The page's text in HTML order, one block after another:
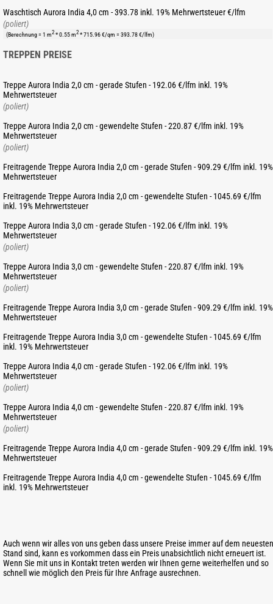
Waschtisch Aurora India 4,0 cm - 393.78 inkl. 19% Mehrwertsteuer €/lfm
(poliert)
(Berechnung = 1 m2 * 0.55 m2 * 715.96 €/qm = 393.78 €/lfm)
TREPPEN PREISE
Treppe Aurora India 2,0 cm - gerade Stufen - 192.06 €/lfm inkl. 19%
Mehrwertsteuer
(poliert)
Treppe Aurora India 2,0 cm - gewendelte Stufen - 220.87 €/lfm inkl. 19%
Mehrwertsteuer
(poliert)
Freitragende Treppe Aurora India 2,0 cm - gerade Stufen - 909.29 €/lfm inkl. 19%
Mehrwertsteuer
Freitragende Treppe Aurora India 2,0 cm - gewendelte Stufen - 1045.69 €/lfm
inkl. 19% Mehrwertsteuer
Treppe Aurora India 3,0 cm - gerade Stufen - 192.06 €/lfm inkl. 19%
Mehrwertsteuer
(poliert)
Treppe Aurora India 3,0 cm - gewendelte Stufen - 220.87 €/lfm inkl. 19%
Mehrwertsteuer
(poliert)
Freitragende Treppe Aurora India 3,0 cm - gerade Stufen - 909.29 €/lfm inkl. 19%
Mehrwertsteuer
Freitragende Treppe Aurora India 3,0 cm - gewendelte Stufen - 1045.69 €/lfm
inkl. 19% Mehrwertsteuer
Treppe Aurora India 4,0 cm - gerade Stufen - 192.06 €/lfm inkl. 19%
Mehrwertsteuer
(poliert)
Treppe Aurora India 4,0 cm - gewendelte Stufen - 220.87 €/lfm inkl. 19%
Mehrwertsteuer
(poliert)
Freitragende Treppe Aurora India 4,0 cm - gerade Stufen - 909.29 €/lfm inkl. 19%
Mehrwertsteuer
Freitragende Treppe Aurora India 4,0 cm - gewendelte Stufen - 1045.69 €/lfm
inkl. 19% Mehrwertsteuer
Auch wenn wir alles von uns geben dass unsere Preise immer auf dem neuesten
Stand sind, kann es vorkommen dass ein Preis unabsichtlich nicht erneuert ist.
Wenn Sie mit uns in Kontakt treten werden wir Ihnen gerne weiterhelfen und so
schnell wie möglich den Preis für Ihre Anfrage ausrechnen.